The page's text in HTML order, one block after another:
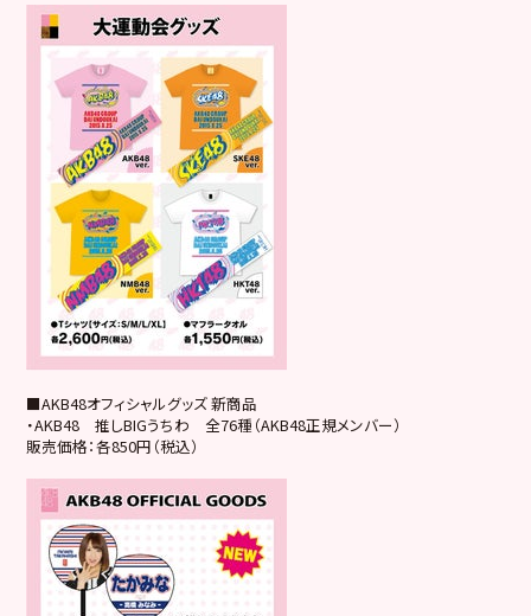
■AKB48オフィシャルグッズ 新商品
・AKB48 推しBIGうちわ 全76種（AKB48正規メンバー）
販売価格：各850円（税込）